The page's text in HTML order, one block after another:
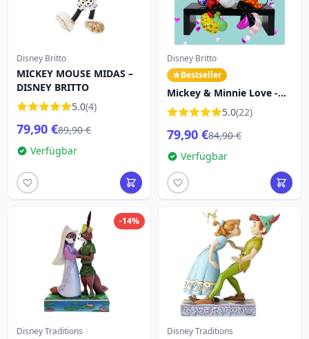
Disney Britto
MICKEY MOUSE MIDAS –
DISNEY BRITTO
5.0(4)
79,90 €89,90 €
Verfügbar
Disney Britto
Bestseller
Mickey & Minnie Love -
Disney Britto5.0(22)
79,90 €84,90 €
Verfügbar
-14%
Disney Traditions Disney Traditions